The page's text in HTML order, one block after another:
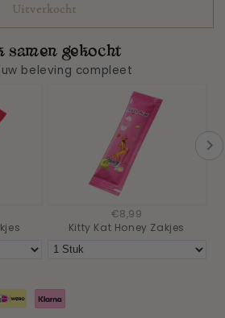
Uitverkocht
samen gekocht
beleving compleet
€8,99
Kitty Kat Honey Zakjes